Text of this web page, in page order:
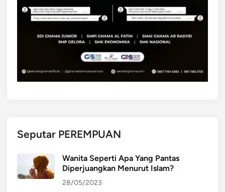
Seputar PEREMPUAN
Wanita Seperti Apa Yang Pantas
Diperjuangkan Menurut Islam?
28/05/2023